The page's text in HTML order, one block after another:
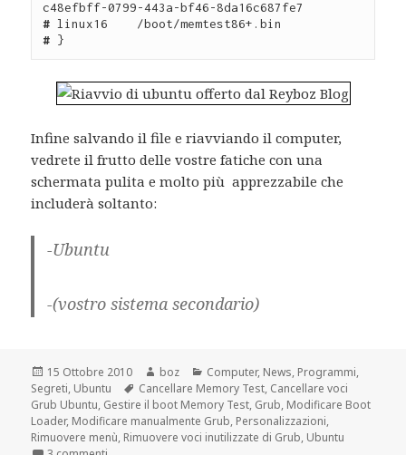
#
# }
Infine salvando il file e riavviando il computer,
vedrete il frutto delle vostre fatiche con una
schermata pulita e molto più apprezzabile che
includerà soltanto:
-Ubuntu
-(vostro sistema secondario)
Scritto
il
15 Ottobre 2010 Autore
boz Categorie
Computer, News, Programmi,
Segreti, Ubuntu Tag
Cancellare Memory Test, Cancellare voci
Grub Ubuntu, Gestire il boot Memory Test, Grub, Modificare Boot
Loader, Modificare manualmente Grub, Personalizzazioni,
Rimuovere menù, Rimuovere voci inutilizzate di Grub, Ubuntu